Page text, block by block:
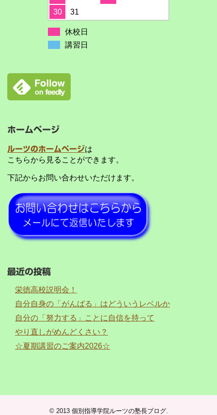
30
31
休校日
講習日
ホームページ
ルーツのホームページは
こちらから見ることができます。
下記からお問い合わせいただけます。
最近の投稿
栄徳高校説明会！
自分自身の「がんばる」はどういうレベルか
自分の「努力する」ことに自信を持って
やり直しがめんどくさい？
☆夏期講習のご案内2026☆
© 2013 個別指導学院ルーツの塾長ブログ.